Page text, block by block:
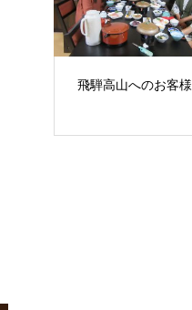
飛騨高山へのお客様